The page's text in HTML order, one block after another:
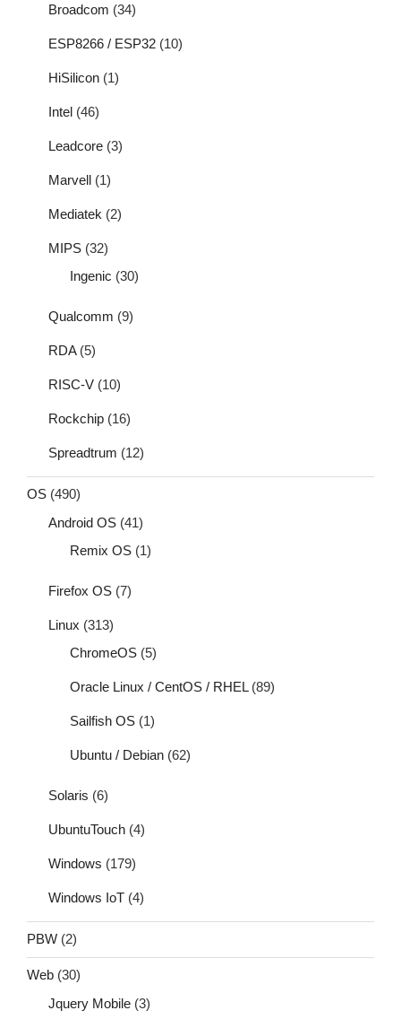
Broadcom (34)
ESP8266 / ESP32 (10)
HiSilicon (1)
Intel (46)
Leadcore (3)
Marvell (1)
Mediatek (2)
MIPS (32)
Ingenic (30)
Qualcomm (9)
RDA(5)
RISC-V (10)
Rockchip (16)
Spreadtrum (12)
OS (490)
Android OS (41)
Remix OS (1)
Firefox OS (7)
Linux (313)
ChromeOS (5)
Oracle Linux / CentOS / RHEL(89)
Sailfish OS (1)
Ubuntu / Debian (62)
Solaris (6)
UbuntuTouch (4)
Windows (179)
Windows IoT (4)
PBW (2)
Web (30)
Jquery Mobile (3)